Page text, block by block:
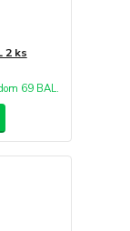
2 ks
69 BAL.